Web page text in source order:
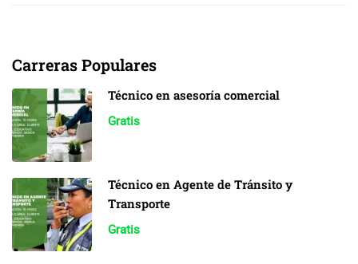
Carreras Populares
Técnico en asesoría comercial
Gratis
Técnico en Agente de Tránsito y
Transporte
Gratis